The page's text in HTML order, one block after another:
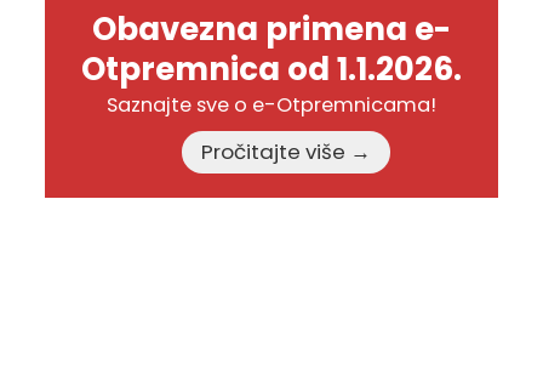
Obavezna primena e-
Otpremnica od 1.1.2026.
Saznajte sve o e-Otpremnicama!
Pročitajte više →